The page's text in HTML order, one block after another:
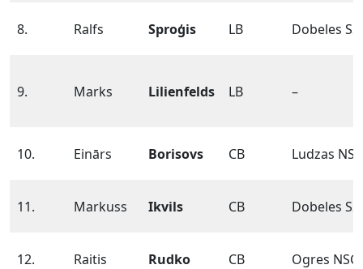
8. Ralfs Sproģis LB Dobeles SS
9. Marks Lilienfelds LB –
10. Einārs Borisovs CB Ludzas NSS
11. Markuss Ikvils CB Dobeles SS
12. Raitis Rudko CB Ogres NSC